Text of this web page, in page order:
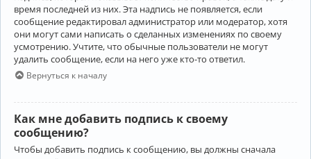
время последней из них. Эта надпись не появляется, если
сообщение редактировал администратор или модератор, хотя
они могут сами написать о сделанных изменениях по своему
усмотрению. Учтите, что обычные пользователи не могут
удалить сообщение, если на него уже кто-то ответил.
Вернуться к началу
Как мне добавить подпись к своему
сообщению?
Чтобы добавить подпись к сообщению, вы должны сначала